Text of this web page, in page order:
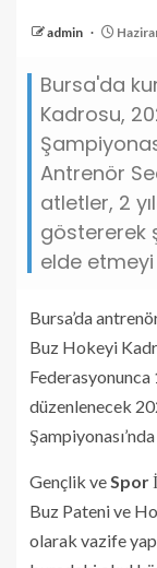
admin
Bursa'da
Kadrosu,
Antrenör
atletler, 2
göstererek
elde
Bursa’da
Buz Hokeyi
Federasyonunca
düzenlenecek
Gençlik veSpor
Buz Pateni ve
olarak vazife